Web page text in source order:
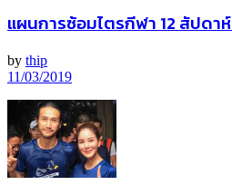
แผนการซ้อมไตรกีฬา 12 สัปดา
by thip
11/03/2019